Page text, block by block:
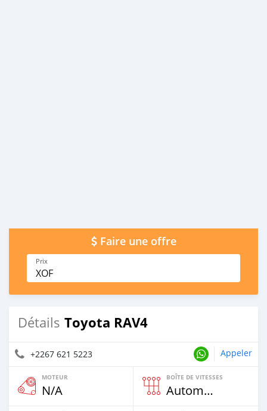
Faire une offre
Prix
XOF
Détails Toyota RAV4
+2267 621 5223 Appeler
MOTEUR
N/A
BOÎTE DE VITESSES
Automatique